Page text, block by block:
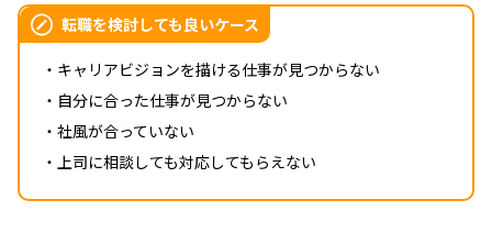
転職を検討しても良いケース
・キャリアビジョンを描ける仕事が見つからない
・自分に合った仕事が見つからない
・社風が合っていない
・上司に相談しても対応してもらえない